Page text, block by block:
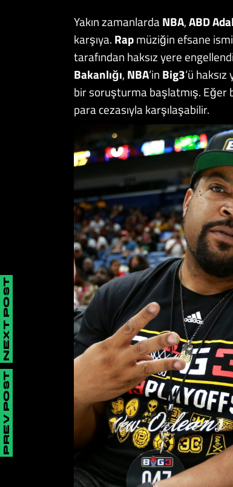
Yakın zamanlardaNBA,ABD
karşıya. Rapmüziğin efsane ismi
tarafından haksız yere
Bakanlığı, NBA‘in Big3‘ü
bir soruşturma başlatmış. Eğer
para cezasıyla karşılaşabilir.
PREV POST
NEXT POST